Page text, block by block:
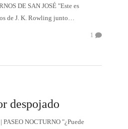
DE SAN JOSÉ "Este es
de J. K. Rowling junto…
1
despojado
NOCTURNO "¿Puede